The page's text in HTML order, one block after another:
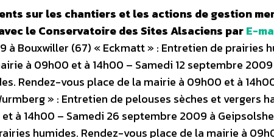
sur les chantiers et les actions de gestion
le Conservatoire des Sites Alsaciens parE-
à Bouxwiller (67) « Eckmatt » : Entretien de prairies
à 09h00 et à 14h00 – Samedi 12 septembre 2009
Rendez-vous place de la mairie à 09h00 et à
» : Entretien de pelouses sèches et vergers
à 14h00 – Samedi 26 septembre 2009 à
humides. Rendez-vous place de la mairie à